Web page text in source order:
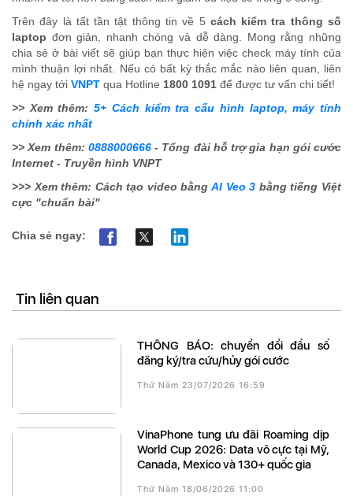
Trên đây là tất tần tật thông tin về 5 cách kiểm tra thông số
laptop đơn giản, nhanh chóng và dễ dàng. Mong rằng những
chia sẻ ở bài viết sẽ giúp bạn thực hiện việc check máy tính của
mình thuận lợi nhất. Nếu có bất kỳ thắc mắc nào liên quan, liên
hệ ngay tới VNPT qua Hotline 1800 1091 để được tư vấn chi tiết!
>> Xem thêm: 5+ Cách kiểm tra cấu hình laptop, máy tính
chính xác nhất
>> Xem thêm: 0888000666- Tổng đài hỗ trợ gia hạn gói cước
Internet - Truyền hình VNPT
>>> Xem thêm: Cách tạo video bằngAI Veo 3 bằng tiếng Việt
cực "chuẩn bài"
Chia sẻ ngay:
Tin liên quan
THÔNG BÁO: chuyển đổi đầu số
đăng ký/tra cứu/hủy gói cước
Thứ Năm 23/07/2026 16:59
VinaPhone tung ưu đãi Roaming dịp
World Cup 2026: Data vô cực tại Mỹ,
Canada, Mexico và 130+ quốc gia
Thứ Năm 18/06/2026 11:00